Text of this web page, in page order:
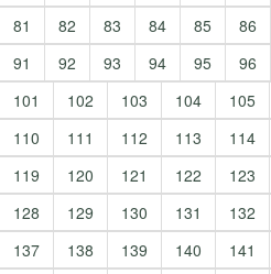
81
82 83 84 85 86
91
92 93 94 95 96
101
102 103 104 105
110
111 112 113 114
119
120 121 122 123
128
129 130 131 132
137
138 139 140 141